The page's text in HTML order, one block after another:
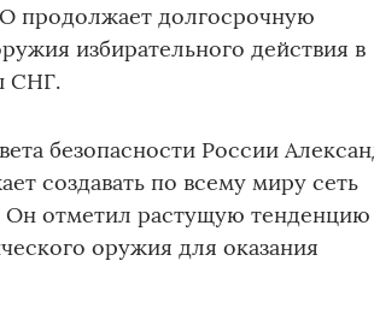
продолжает долгосрочную
избирательного действия в
СНГ.
безопасности России
создавать по всему миру сеть
Он отметил растущую тенденцию
оружия для оказания